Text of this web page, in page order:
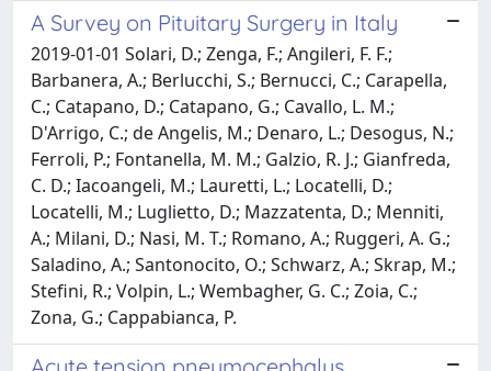
A Survey on Pituitary Surgery in Italy
2019-01-01 Solari, D.; Zenga, F.; Angileri, F. F.;
Barbanera, A.; Berlucchi, S.; Bernucci, C.; Carapella,
C.; Catapano, D.; Catapano, G.; Cavallo, L. M.;
D'Arrigo, C.; de Angelis, M.; Denaro, L.; Desogus, N.;
Ferroli, P.; Fontanella, M. M.; Galzio, R. J.; Gianfreda,
C. D.; Iacoangeli, M.; Lauretti, L.; Locatelli, D.;
Locatelli, M.; Luglietto, D.; Mazzatenta, D.; Menniti,
A.; Milani, D.; Nasi, M. T.; Romano, A.; Ruggeri, A. G.;
Saladino, A.; Santonocito, O.; Schwarz, A.; Skrap, M.;
Stefini, R.; Volpin, L.; Wembagher, G. C.; Zoia, C.;
Zona, G.; Cappabianca, P.